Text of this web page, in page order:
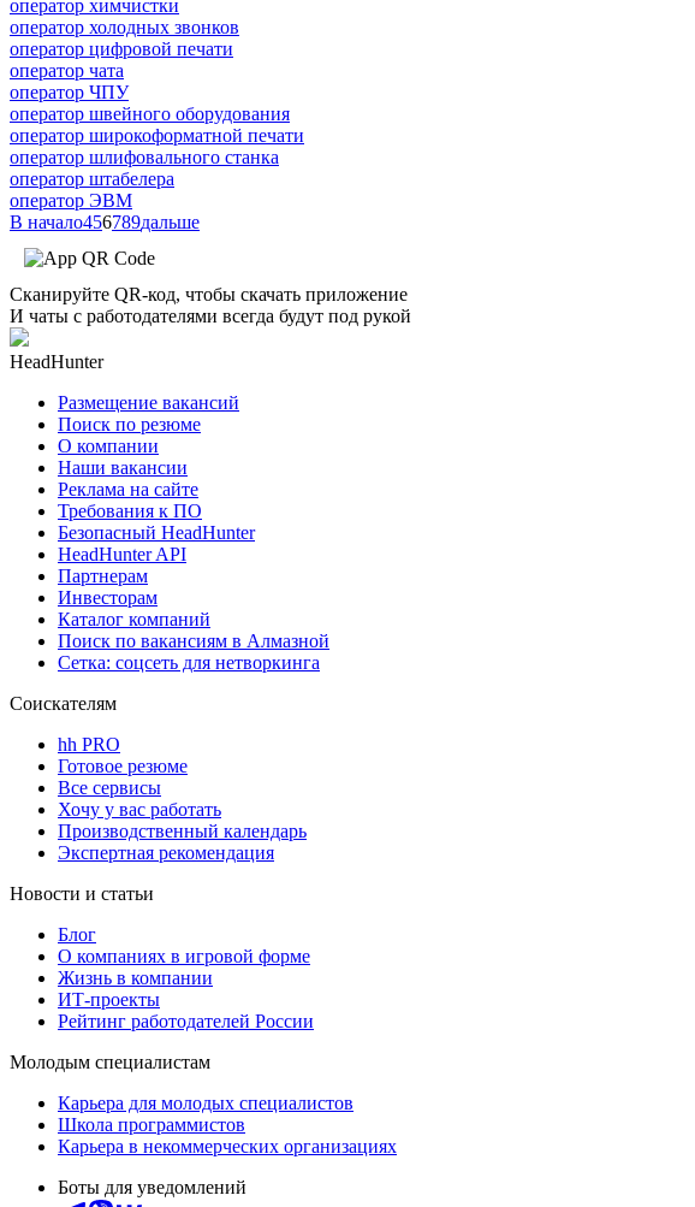
оператор химчистки
оператор холодных звонков
оператор цифровой печати
оператор чата
оператор ЧПУ
оператор швейного оборудования
оператор широкоформатной печати
оператор шлифовального станка
оператор штабелера
оператор ЭВМ
В начало456789дальше
Сканируйте QR-код, чтобы скачать приложение
И чаты с работодателями всегда будут под рукой
HeadHunter
Размещение вакансий
Поиск по резюме
О компании
Наши вакансии
Реклама на сайте
Требования к ПО
Безопасный HeadHunter
HeadHunter API
Партнерам
Инвесторам
Каталог компаний
Поиск по вакансиям в Алмазной
Сетка: соцсеть для нетворкинга
Соискателям
hh PRO
Готовое резюме
Все сервисы
Хочу у вас работать
Производственный календарь
Экспертная рекомендация
Новости и статьи
Блог
О компаниях в игровой форме
Жизнь в компании
ИТ-проекты
Рейтинг работодателей России
Молодым специалистам
Карьера для молодых специалистов
Школа программистов
Карьера в некоммерческих организациях
Боты для уведомлений